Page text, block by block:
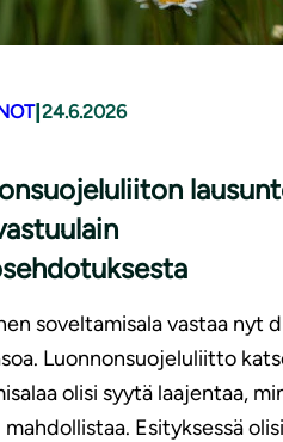
| 24.6.2026
soveltamisala vastaa nyt
Luonnonsuojeluliitto
olisi syytä laajentaa,
Esityksessä